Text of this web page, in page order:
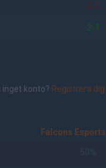
2-0
2-1
inget konto? Registrera dig
Falcons Esports
50%